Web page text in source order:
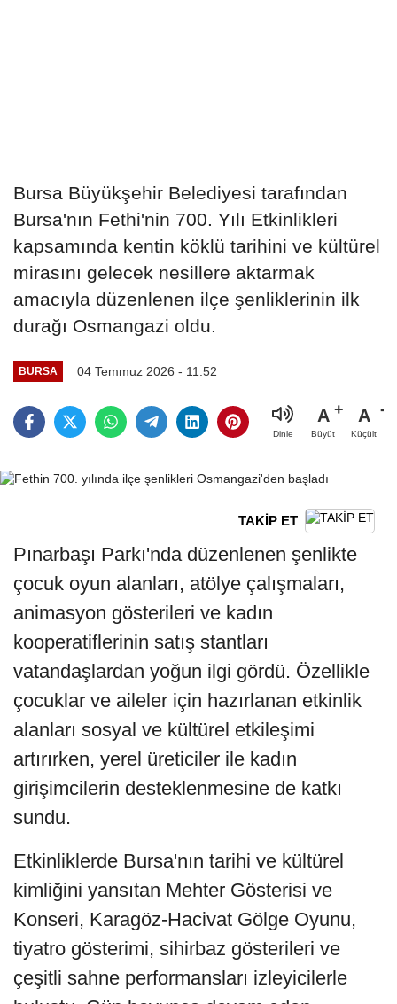
Bursa Büyükşehir Belediyesi tarafından
Bursa'nın Fethi'nin 700. Yılı Etkinlikleri
kapsamında kentin köklü tarihini ve kültürel
mirasını gelecek nesillere aktarmak
amacıyla düzenlenen ilçe şenliklerinin ilk
durağı Osmangazi oldu.
BURSA 04 Temmuz 2026 - 11:52
Dinle
A
Büyüt
A
Küçült
TAKİP ET
Pınarbaşı Parkı'nda düzenlenen şenlikte
çocuk oyun alanları, atölye çalışmaları,
animasyon gösterileri ve kadın
kooperatiflerinin satış stantları
vatandaşlardan yoğun ilgi gördü. Özellikle
çocuklar ve aileler için hazırlanan etkinlik
alanları sosyal ve kültürel etkileşimi
artırırken, yerel üreticiler ile kadın
girişimcilerin desteklenmesine de katkı
sundu.
Etkinliklerde Bursa'nın tarihi ve kültürel
kimliğini yansıtan Mehter Gösterisi ve
Konseri, Karagöz-Hacivat Gölge Oyunu,
tiyatro gösterimi, sihirbaz gösterileri ve
çeşitli sahne performansları izleyicilerle